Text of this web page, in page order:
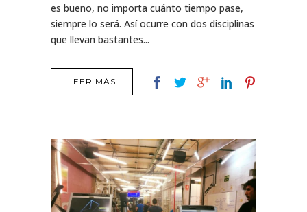
es bueno, no importa cuánto tiempo pase,
siempre lo será. Así ocurre con dos disciplinas
que llevan bastantes...
LEER MÁS